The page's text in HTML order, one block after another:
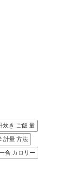
炊き ご飯 量
計量 方法
合 カロリー